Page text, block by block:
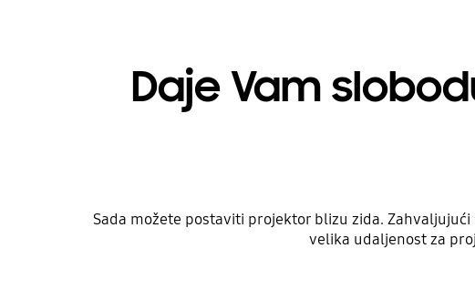
Daje Vam
Sada možete postaviti projektor blizu zida.
velika udaljenost za